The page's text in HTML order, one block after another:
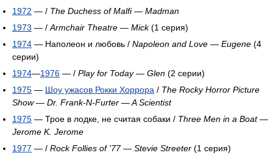
1972 — / The Duchess of Malfi— Madman
1973 — / Armchair Theatre — Mick(1 серия)
1974 — Наполеон и любовь / Napoleon and Love — Eugene (4
серии)
1974—1976 — / Play for Today— Glen (2 серии)
1975 — Шоу ужасов Рокки Хоррора / The Rocky Horror Picture
Show— Dr. Frank-N-Furter — A Scientist
1975 — Трое в лодке, не считая собаки / Three Men in a Boat—
Jerome K. Jerome
1977 — / Rock Follies of '77— Stevie Streeter (1 серия)